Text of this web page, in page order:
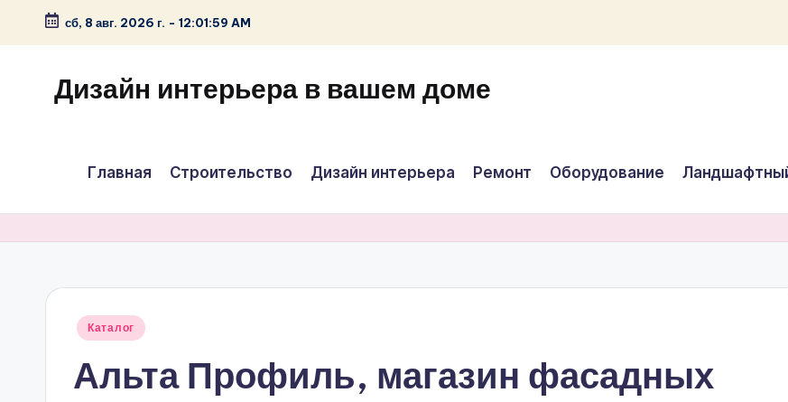
Перейти
содержимому
сб, 8 авг. 2026 г. - 12:01:59 AM
Дизайн интерьера в вашем доме
Главная Строительство Дизайн интерьера Ремонт Оборудование
Опубликовано
Каталог
Альта Профиль, магазин фасадных